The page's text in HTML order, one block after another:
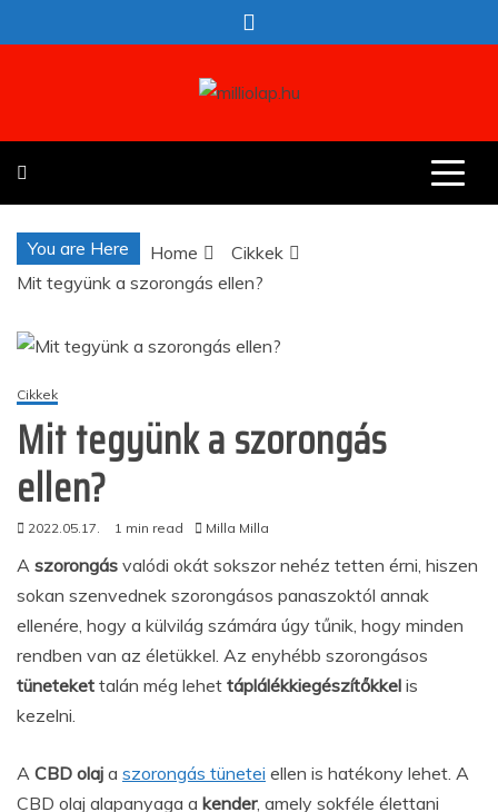
to
milliolap.hu
You are Here Home
Cikkek
Mit tegyünk a szorongás ellen?
Cikkek
Mit tegyünk a szorongás
ellen?
2022.05.17. 1 min read Milla Milla
A szorongás valódi okát sokszor nehéz tetten érni, hiszen
sokan szenvednek szorongásos panaszoktól annak
ellenére, hogy a külvilág számára úgy tűnik, hogy minden
rendben van az életükkel. Az enyhébb szorongásos
tüneteket talán még lehet táplálékkiegészítőkkel is
kezelni.
A CBD olaj a szorongás tünetei ellen is hatékony lehet. A
CBD olaj alapanyaga a kender, amely sokféle élettani